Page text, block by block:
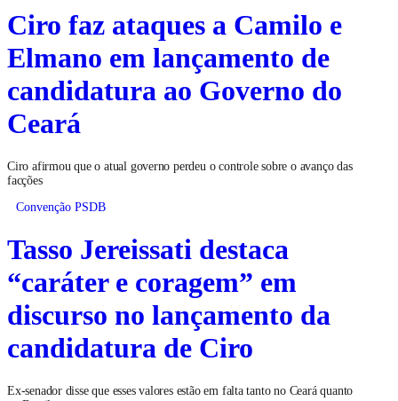
Ciro faz ataques a Camilo e
Elmano em lançamento de
candidatura ao Governo do
Ceará
Ciro afirmou que o atual governo perdeu o controle sobre o avanço das
facções
Convenção PSDB
Tasso Jereissati destaca
“caráter e coragem” em
discurso no lançamento da
candidatura de Ciro
Ex-senador disse que esses valores estão em falta tanto no Ceará quanto